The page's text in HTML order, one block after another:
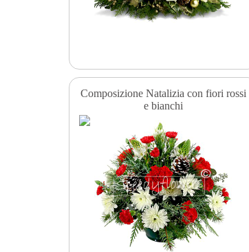
Composizione Natalizia con fiori rossi
e bianchi